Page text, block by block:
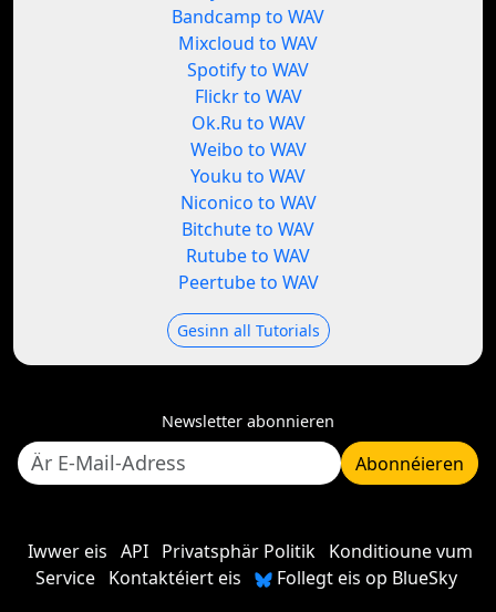
Bandcamp to WAV
Mixcloud to WAV
Spotify to WAV
Flickr to WAV
Ok.Ru to WAV
Weibo to WAV
Youku to WAV
Niconico to WAV
Bitchute to WAV
Rutube to WAV
Peertube to WAV
Gesinn all Tutorials
Newsletter abonnieren
Abonnéieren
Iwwer eis API Privatsphär Politik Konditioune vum
Service
Kontaktéiert eis
Follegt eis op BlueSky